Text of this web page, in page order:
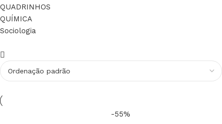
QUADRINHOS
QUÍMICA
Sociologia
-55%